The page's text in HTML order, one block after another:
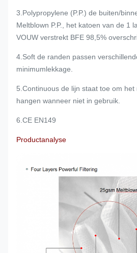
3.Polypropylene (P.P.) de buiten/
Meltblown P.P., het katoen van de 1
VOUW verstrekt BFE 98,5%
4.Soft de randen passen
minimumlekkage.
5.Continuous de lijn staat toe om
hangen wanneer niet in gebruik.
6.CE EN149
Productanalyse